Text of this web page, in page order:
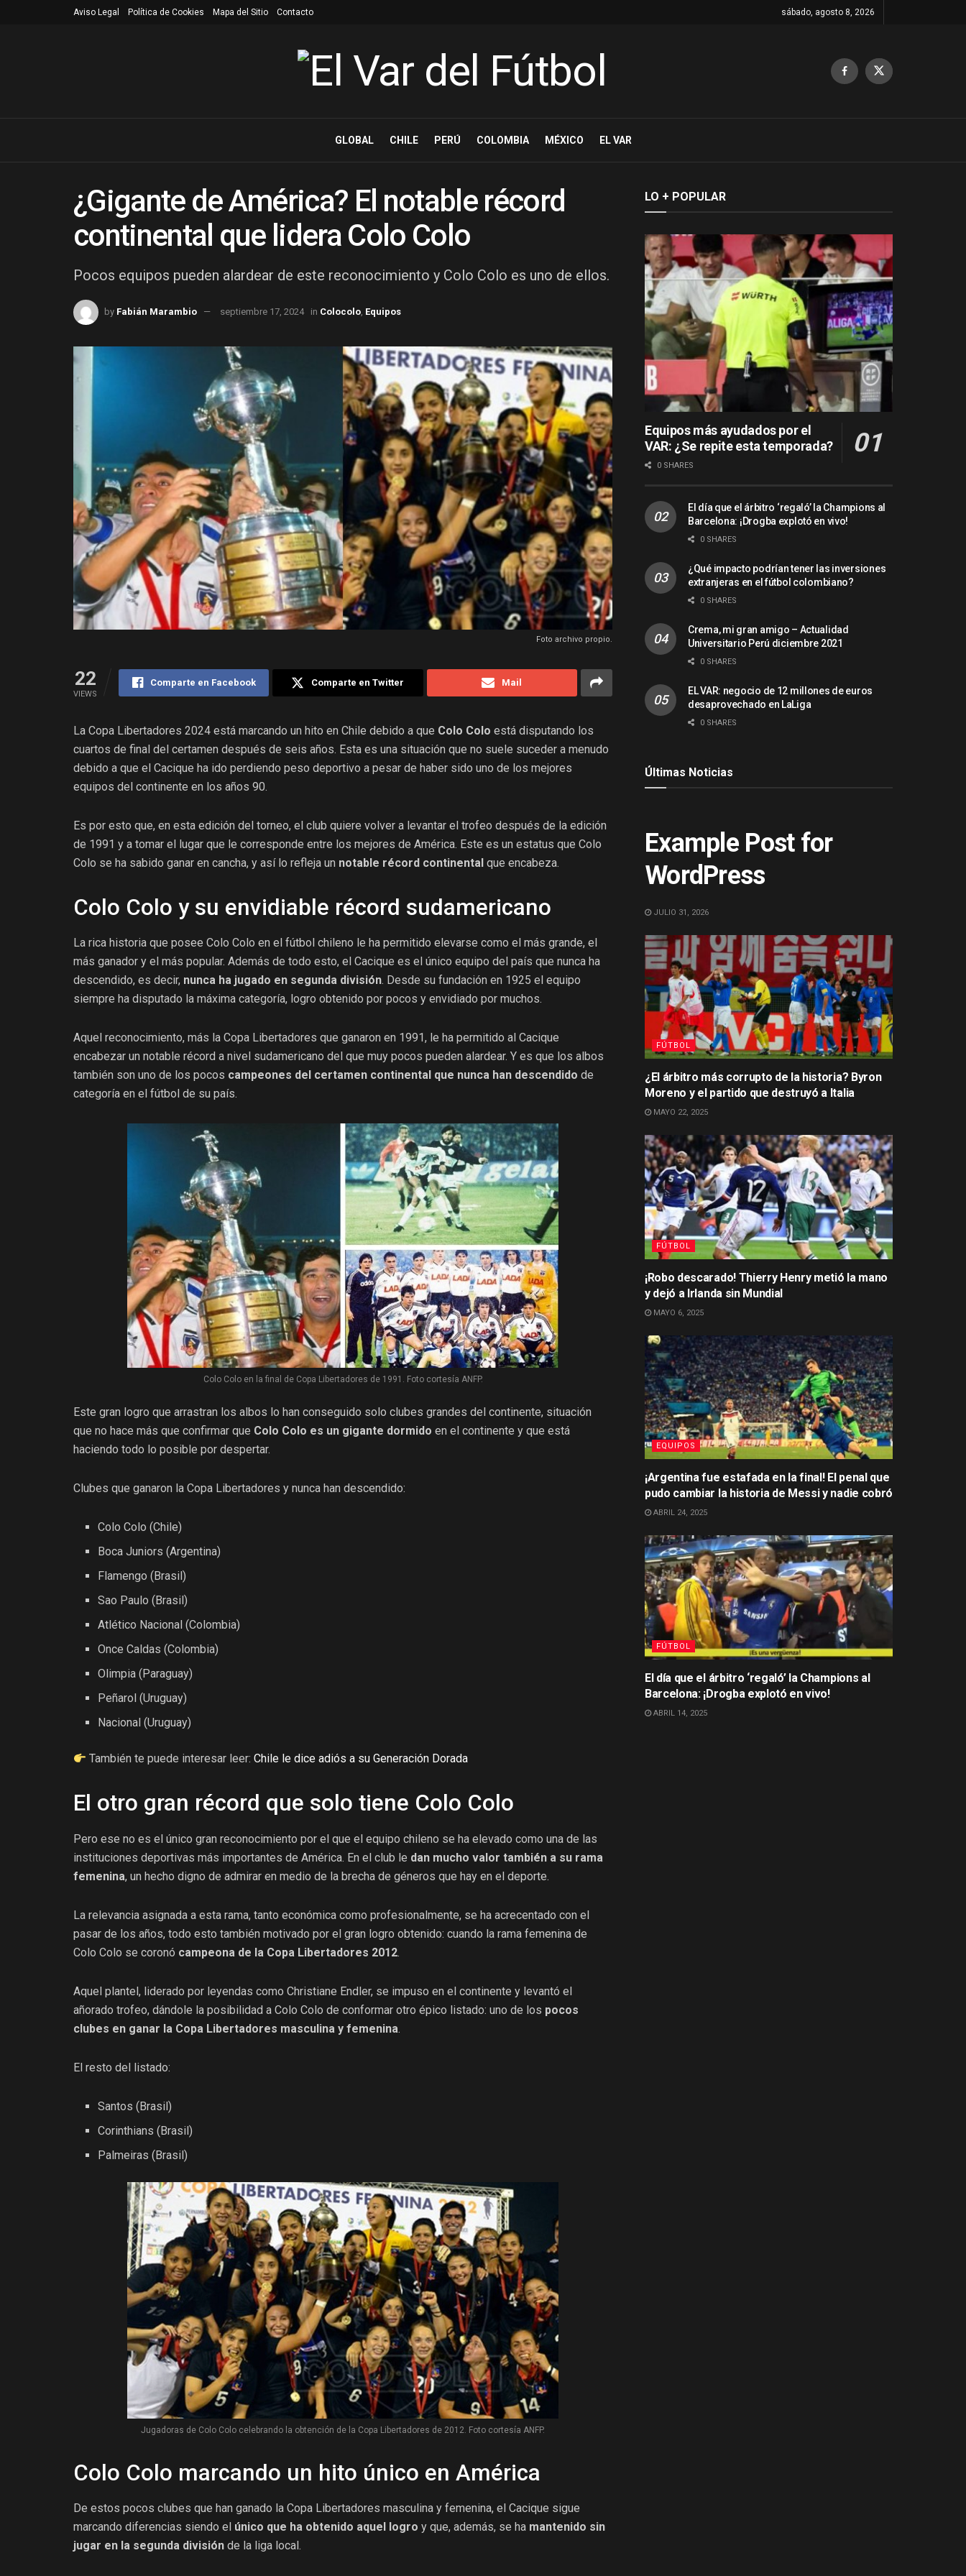
Aviso Legal Política de Cookies Mapa del Sitio Contacto sábado, agosto 8, 2026
GLOBAL CHILE PERÚ COLOMBIA MÉXICO EL VAR
¿Gigante de América? El notable récord
continental que lidera Colo Colo
Pocos equipos pueden alardear de este reconocimiento y Colo Colo es uno de ellos.
by Fabián Marambio septiembre 17, 2024 in Colocolo Equipos
Foto archivo propio.
22
VIEWS
Comparte en Facebook Comparte en Twitter Mail
La Copa Libertadores 2024 está marcando un hito en Chile debido a que Colo Colo está disputando los
cuartos de final del certamen después de seis años. Esta es una situación que no suele suceder a menudo
debido a que el Cacique ha ido perdiendo peso deportivo a pesar de haber sido uno de los mejores
equipos del continente en los años 90.
Es por esto que, en esta edición del torneo, el club quiere volver a levantar el trofeo después de la edición
de 1991 y a tomar el lugar que le corresponde entre los mejores de América. Este es un estatus que Colo
Colo se ha sabido ganar en cancha, y así lo refleja un notable récord continental que encabeza.
Colo Colo y su envidiable récord sudamericano
La rica historia que posee Colo Colo en el fútbol chileno le ha permitido elevarse como el más grande, el
más ganador y el más popular. Además de todo esto, el Cacique es el único equipo del país que nunca ha
descendido, es decir, nunca ha jugado en segunda división. Desde su fundación en 1925 el equipo
siempre ha disputado la máxima categoría, logro obtenido por pocos y envidiado por muchos.
Aquel reconocimiento, más la Copa Libertadores que ganaron en 1991, le ha permitido al Cacique
encabezar un notable récord a nivel sudamericano del que muy pocos pueden alardear. Y es que los albos
también son uno de los pocos campeones del certamen continental que nunca han descendido de
categoría en el fútbol de su país.
Colo Colo en la final de Copa Libertadores de 1991. Foto cortesía ANFP.
Este gran logro que arrastran los albos lo han conseguido solo clubes grandes del continente, situación
que no hace más que confirmar que Colo Colo es un gigante dormido en el continente y que está
haciendo todo lo posible por despertar.
Clubes que ganaron la Copa Libertadores y nunca han descendido:
Colo Colo (Chile)
Boca Juniors (Argentina)
Flamengo (Brasil)
Sao Paulo (Brasil)
Atlético Nacional (Colombia)
Once Caldas (Colombia)
Olimpia (Paraguay)
Peñarol (Uruguay)
Nacional (Uruguay)
También te puede interesar leer:Chile le dice adiós a su Generación Dorada
El otro gran récord que solo tiene Colo Colo
Pero ese no es el único gran reconocimiento por el que el equipo chileno se ha elevado como una de las
instituciones deportivas más importantes de América. En el club le dan mucho valor también a su rama
femenina, un hecho digno de admirar en medio de la brecha de géneros que hay en el deporte.
La relevancia asignada a esta rama, tanto económica como profesionalmente, se ha acrecentado con el
pasar de los años, todo esto también motivado por el gran logro obtenido: cuando la rama femenina de
Colo Colo se coronó campeona de la Copa Libertadores 2012.
Aquel plantel, liderado por leyendas como Christiane Endler, se impuso en el continente y levantó el
añorado trofeo, dándole la posibilidad a Colo Colo de conformar otro épico listado: uno de los pocos
clubes en ganar la Copa Libertadores masculina y femenina.
El resto del listado:
Santos (Brasil)
Corinthians (Brasil)
Palmeiras (Brasil)
Jugadoras de Colo Colo celebrando la obtención de la Copa Libertadores de 2012. Foto cortesía ANFP.
Colo Colo marcando un hito único en América
De estos pocos clubes que han ganado la Copa Libertadores masculina y femenina, el Cacique sigue
marcando diferencias siendo el único que ha obtenido aquel logro y que, además, se ha mantenido sin
jugar en la segunda división de la liga local.
LO + POPULAR
Equipos más ayudados por el
VAR: ¿Se repite esta temporada?
0 SHARES
El día que el árbitro ‘regaló’ la Champions al
Barcelona: ¡Drogba explotó en vivo!
0 SHARES
¿Qué impacto podrían tener las inversiones
extranjeras en el fútbol colombiano?
0 SHARES
Crema, mi gran amigo – Actualidad
Universitario Perú diciembre 2021
0 SHARES
EL VAR: negocio de 12 millones de euros
desaprovechado en LaLiga
0 SHARES
Últimas Noticias
Example Post for
WordPress
JULIO 31, 2026
FÚTBOL
¿El árbitro más corrupto de la historia? Byron
Moreno y el partido que destruyó a Italia
MAYO 22, 2025
FÚTBOL
¡Robo descarado! Thierry Henry metió la mano
y dejó a Irlanda sin Mundial
MAYO 6, 2025
EQUIPOS
¡Argentina fue estafada en la final! El penal que
pudo cambiar la historia de Messi y nadie cobró
ABRIL 24, 2025
FÚTBOL
El día que el árbitro ‘regaló’ la Champions al
Barcelona: ¡Drogba explotó en vivo!
ABRIL 14, 2025